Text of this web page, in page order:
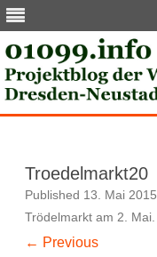
Troedelmarkt20
Published 13. Mai 2015
Trödelmarkt am 2. Mai.
← Previous